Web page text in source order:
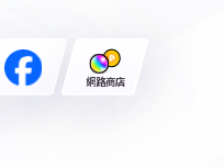
網路商店